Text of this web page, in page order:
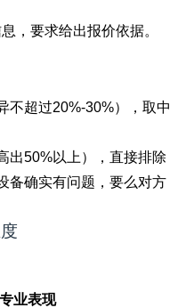
，要求给出报价依据。
不超过20%-30%），取中
出50%以上），直接排除
备确实有问题，要么对方
业表现